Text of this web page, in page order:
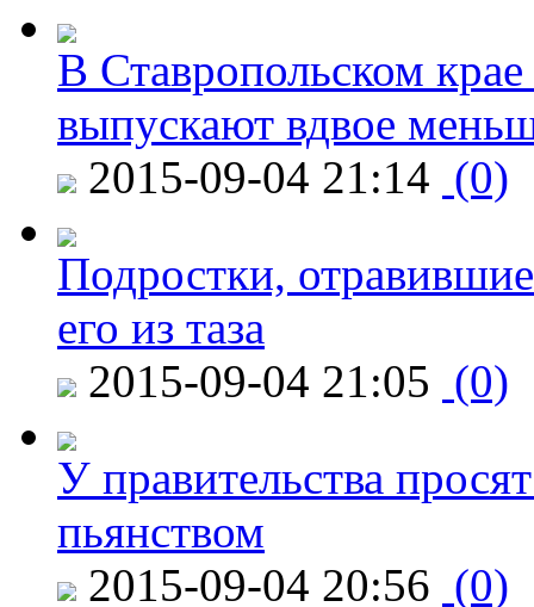
В Ставропольском
выпускают вдвое
2015-09-04 21:14 (0)
Подростки,
его из таза
2015-09-04 21:05 (0)
У правительства
пьянством
2015-09-04 20:56 (0)